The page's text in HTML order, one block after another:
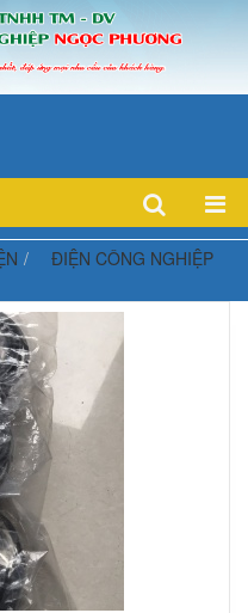
ĐIỆN CÔNG NGHIỆP